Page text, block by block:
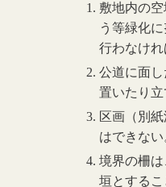
敷地内の
う等緑化
行わなけれ
公道に面
置いたり立
区画（別
はできない
境界の柵
垣とするこ